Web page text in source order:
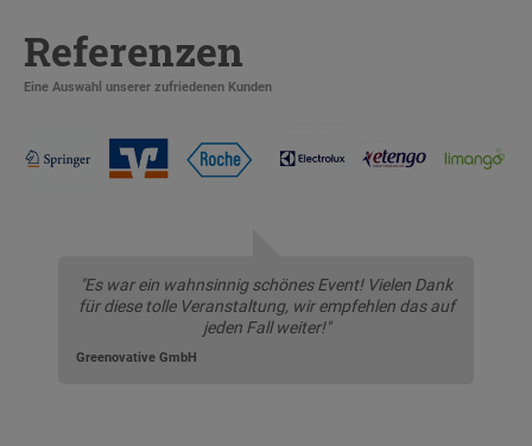
Referenzen
Eine Auswahl unserer zufriedenen Kunden
"Es war ein wahnsinnig schönes Event! Vielen Dank
für diese tolle Veranstaltung, wir empfehlen das auf
jeden Fall weiter!"
Greenovative GmbH